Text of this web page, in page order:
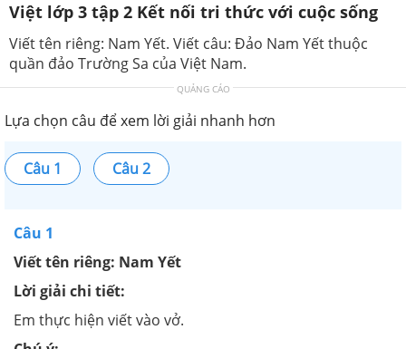
Việt lớp 3 tập 2 Kết nối tri thức với cuộc sống
Viết tên riêng: Nam Yết. Viết câu: Đảo Nam Yết thuộc
quần đảo Trường Sa của Việt Nam.
QUẢNG CÁO
Lựa chọn câu để xem lời giải nhanh hơn
Câu 1 Câu 2
Câu 1
Viết tên riêng: Nam Yết
Lời giải chi tiết:
Em thực hiện viết vào vở.